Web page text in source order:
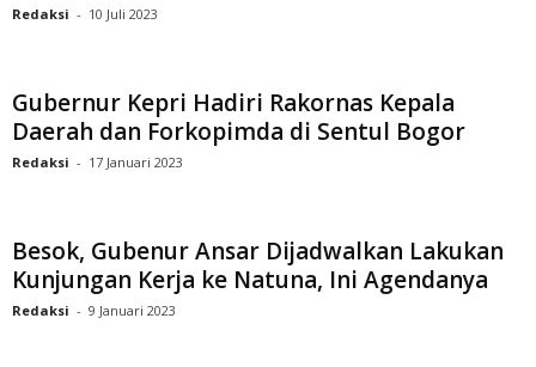
Redaksi - 10 Juli 2023
Gubernur Kepri Hadiri Rakornas Kepala
Daerah dan Forkopimda di Sentul Bogor
Redaksi - 17 Januari 2023
Besok, Gubenur Ansar Dijadwalkan Lakukan
Kunjungan Kerja ke Natuna, Ini Agendanya
Redaksi - 9 Januari 2023